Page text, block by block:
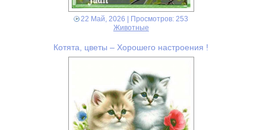
22 Май, 2026 | Просмотров: 253
Животные
Котята, цветы – Хорошего настроения !